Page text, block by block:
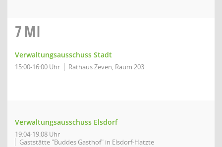
7MI
Verwaltungsausschuss Stadt
15:00-16:00 Uhr Rathaus Zeven, Raum 203
Verwaltungsausschuss Elsdorf
19:04-19:08 Uhr
Gaststätte "Buddes Gasthof" in Elsdorf-Hatzte